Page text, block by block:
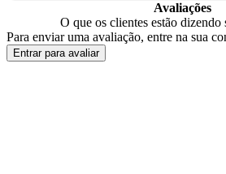
Avaliações
O que os clientes estão dizendo
Para enviar uma avaliação, entre na sua
Entrar para avaliar